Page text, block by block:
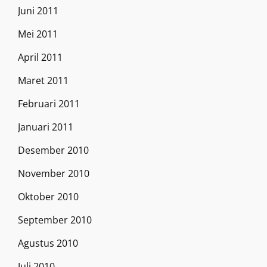
Juni 2011
Mei 2011
April 2011
Maret 2011
Februari 2011
Januari 2011
Desember 2010
November 2010
Oktober 2010
September 2010
Agustus 2010